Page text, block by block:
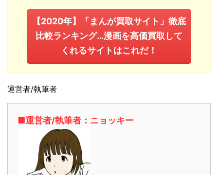
【2020年】「まんが買取サイト」徹底
比較ランキング…漫画を高価買取して
くれるサイトはこれだ！
運営者/執筆者
■運営者/執筆者：ニョッキー